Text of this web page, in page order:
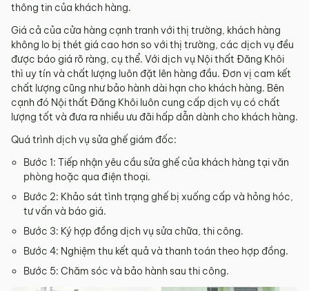
thông tin của khách hàng.
Giá cả của cửa hàng cạnh tranh với thị trường, khách hàng
không lo bị thét giá cao hơn so với thị trường, các dịch vụ đều
được báo giá rõ ràng, cụ thể. Với dịch vụ Nội thất Đăng Khôi
thì uy tín và chất lượng luôn đặt lên hàng đầu. Đơn vị cam kết
chất lượng cũng như bảo hành dài hạn cho khách hàng. Bên
cạnh đó Nội thất Đăng Khôi luôn cung cấp dịch vụ có chất
lượng tốt và đưa ra nhiều ưu đãi hấp dẫn dành cho khách hàng.
Quá trình dịch vụ sửa ghế giám đốc:
Bước 1: Tiếp nhận yêu cầu sửa ghế của khách hàng tại văn
phòng hoặc qua điện thoại.
Bước 2: Khảo sát tình trạng ghế bị xuống cấp và hỏng hóc,
tư vấn và báo giá.
Bước 3: Ký hợp đồng dịch vụ sửa chữa, thi công.
Bước 4: Nghiệm thu kết quả và thanh toán theo hợp đồng.
Bước 5: Chăm sóc và bảo hành sau thi công.